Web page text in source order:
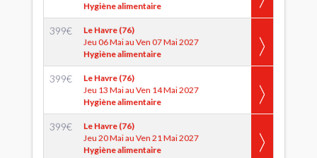
Hygiène alimentaire
399€
Le Havre (76)
Jeu 06 Mai au Ven 07 Mai 2027
Hygiène alimentaire
399€
Le Havre (76)
Jeu 13 Mai au Ven 14 Mai 2027
Hygiène alimentaire
399€
Le Havre (76)
Jeu 20 Mai au Ven 21 Mai 2027
Hygiène alimentaire